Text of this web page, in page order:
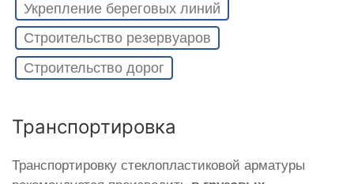
Укрепление береговых линий
Строительство резервуаров
Строительство дорог
Транспортировка
Транспортировку стеклопластиковой арматуры